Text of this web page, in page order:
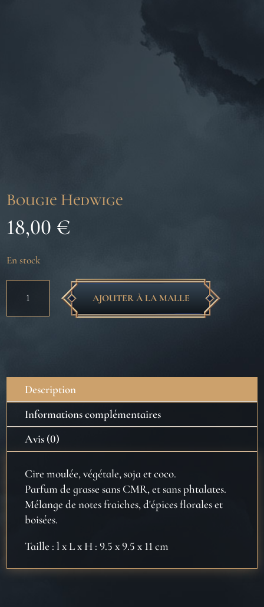
Bougie Hedwige
18,00 €
En stock
Bougie
AJOUTER À LA MALLE
Description
Informations complémentaires
Avis (0)
Cire moulée, végétale, soja et coco.
Parfum de grasse sans CMR, et sans phtalates.
Mélange de notes fraiches, d'épices florales et
boisées.
Taille : l x L x H : 9.5 x 9.5 x 11 cm